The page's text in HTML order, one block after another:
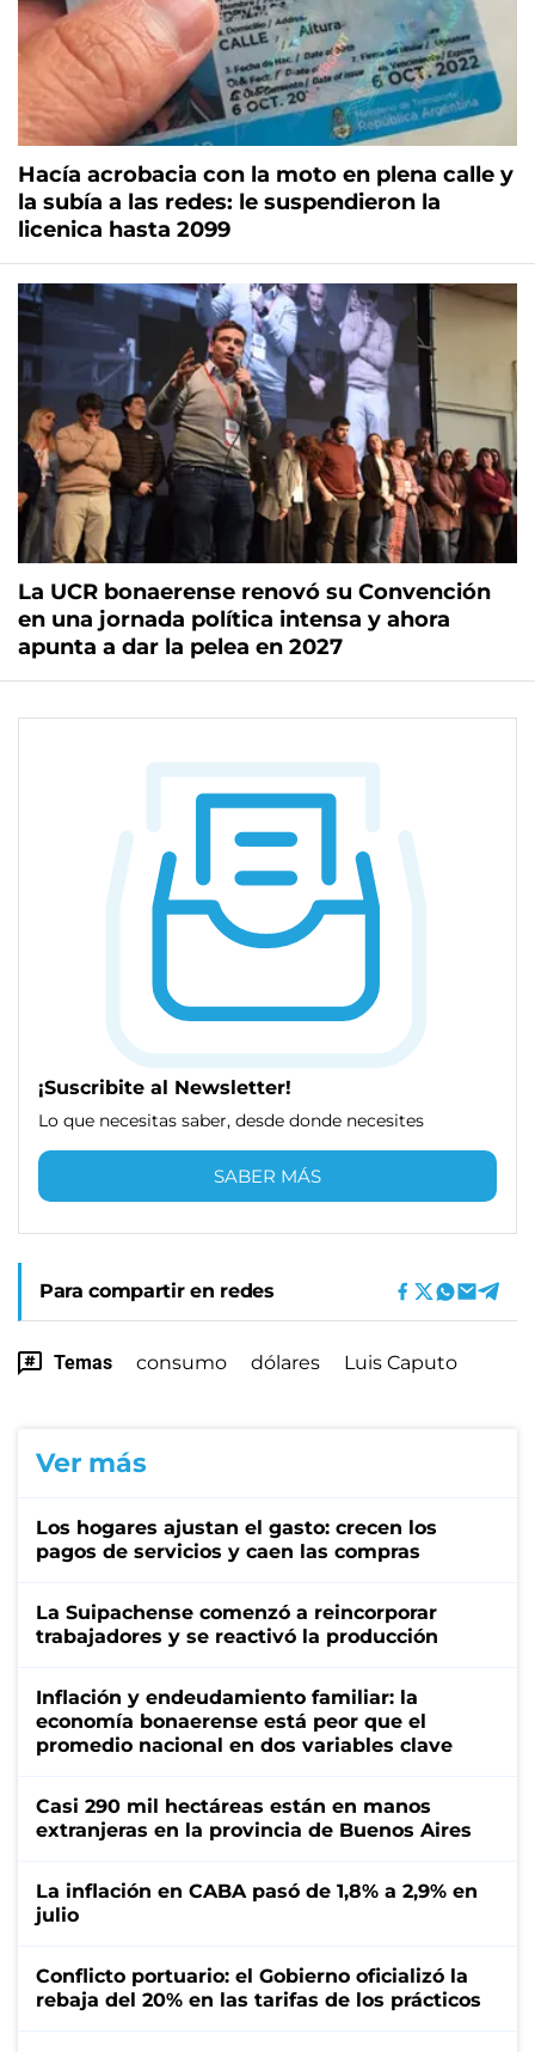
Hacía acrobacia con la moto en plena calle y
la subía a las redes: le suspendieron la
licenica hasta 2099
La UCR bonaerense renovó su Convención
en una jornada política intensa y ahora
apunta a dar la pelea en 2027
¡Suscribite al Newsletter!
Lo que necesitas saber, desde donde necesites
SABER MÁS
Para compartir en redes
Temas consumo dólares Luis Caputo
Ver más
Los hogares ajustan el gasto: crecen los
pagos de servicios y caen las compras
La Suipachense comenzó a reincorporar
trabajadores y se reactivó la producción
Inflación y endeudamiento familiar: la
economía bonaerense está peor que el
promedio nacional en dos variables clave
Casi 290 mil hectáreas están en manos
extranjeras en la provincia de Buenos Aires
La inflación en CABA pasó de 1,8% a 2,9% en
julio
Conflicto portuario: el Gobierno oficializó la
rebaja del 20% en las tarifas de los prácticos